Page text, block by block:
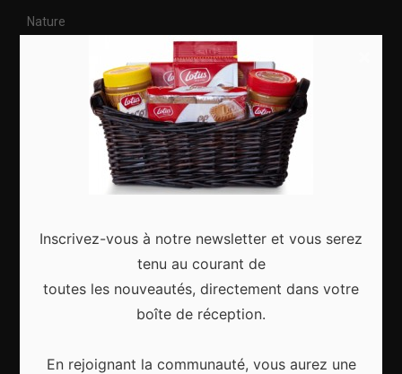
Nature
Articles récents
Gagnez le city trip de vos rêves pour Noël 2024
Inscrivez-vous à notre newsletter et vous serez
tenu au courant de
toutes les nouveautés, directement dans votre
boîte de réception.
En rejoignant la communauté, vous aurez une